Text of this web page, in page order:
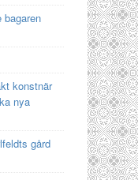
bagaren
konstnär
nya
gård